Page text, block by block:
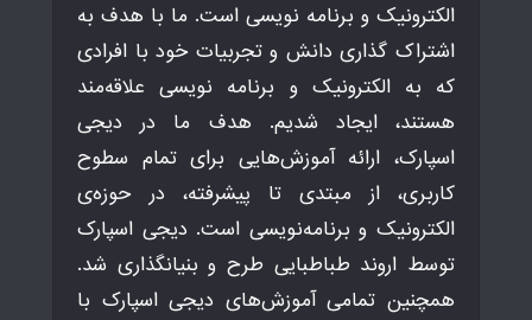
الکترونیک و برنامه نویسی است. ما با هدف به
اشتراک گذاری دانش و تجربیات خود با افرادی
که به الکترونیک و برنامه نویسی علاقه‌مند
هستند، ایجاد شدیم. هدف ما در دیجی
اسپارک، ارائه آموزش‌هایی برای تمام سطوح
کاربری، از مبتدی تا پیشرفته، در حوزه‌ی
الکترونیک و برنامه‌نویسی است. دیجی اسپارک
توسط اروند طباطبایی طرح و بنیانگذاری شد.
همچنین تمامی آموزش‌های دیجی اسپارک با